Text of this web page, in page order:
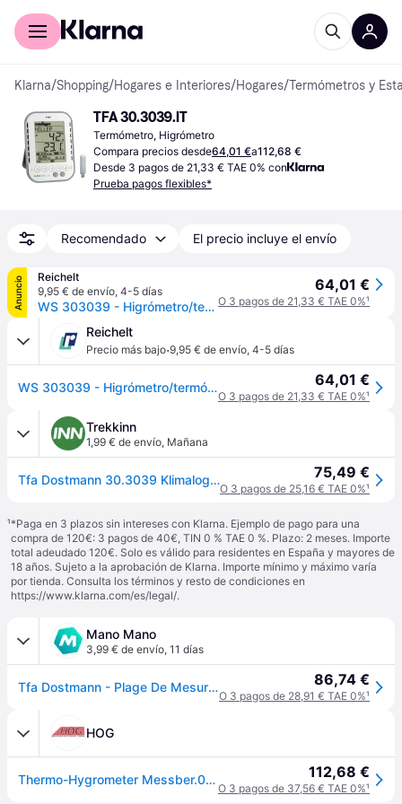
Comprar con Klarna
Klarna/Shopping/Hogares e Interiores/Hogares/Termómetros y
TFA 30.3039.IT
Termómetro, Higrómetro
Compara precios desde64,01 €a112,68 €
Desde 3 pagos de 21,33 € TAE 0% con
Prueba pagos flexibles*
Recomendado El precio incluye el envío
Anuncio
Reichelt
9,95 € de envío, 4-5 días
WS 303039 - Higrómetro/termómetro profesional con registrador
64,01 €
O 3 pagos de 21,33 € TAE 0%¹
Reichelt
Precio más bajo·9,95 € de envío, 4-5 días
WS 303039 - Higrómetro/termómetro profesional con registrador 64,01 €
O 3 pagos de 21,33 € TAE 0%¹
Trekkinn
1,99 € de envío, Mañana
Tfa Dostmann 30.3039 Klimalogg Pro Weather Station Blanco One Size / EU Plug 220V 75,49 €
O 3 pagos de 25,16 € TAE 0%¹
¹*Paga en 3 plazos sin intereses con Klarna. Ejemplo de pago para una
compra de 120€: 3 pagos de 40€, TIN 0 % TAE 0 %. Plazo: 2 meses. Importe
total adeudado 120€. Solo es válido para residentes en España y mayores de
18 años. Sujeto a la aprobación de Klarna. Importe mínimo y máximo varía
por tienda. Consulta los términos y resto de condiciones en
https://www.klarna.com/es/legal/.
Mano Mano
3,99 € de envío, 11 días
Tfa Dostmann - Plage De Mesure Du Thermo-hygromètre 0 À 50 Degrés C/air 1-99% H137xl98xp26mm Ku.tfa 86,74 €
O 3 pagos de 28,91 € TAE 0%¹
HOG
Thermo-Hygrometer Messber.0, b.50GradC/Luft 1-99% H137xB98xT26mm Ku. 112,68 €
O 3 pagos de 37,56 € TAE 0%¹